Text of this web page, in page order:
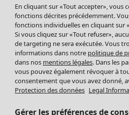
Leggings et collants
Accessoires
Chaussures
Vêtements de bain
Basics
Soldes Mobilier
Bonnes affaires déco
Décoration
Textiles
Tapis
Éponge
En cliquant sur «Tout accepter», vous
fonctions décrites précédemment.
fonctions individuelles en cliquant sur
Si vous cliquez sur «Tout refuser»,
de targeting ne sera exécutée. Vous
informations dans notre politique de
dans nos mentions légales. Dans les
vous pouvez également révoquer à
consentement que vous avez donné,
Protection des données Legal
Gérer les préférences de